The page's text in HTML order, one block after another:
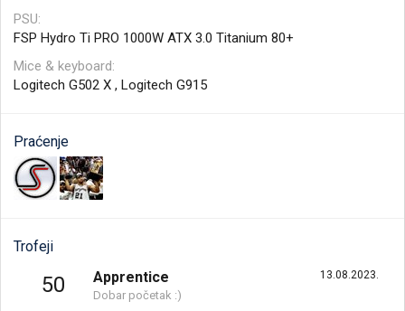
PSU
FSP Hydro Ti PRO 1000W ATX 3.0 Titanium 80+
Mice & keyboard
Logitech G502 X , Logitech G915
Praćenje
Trofeji
50 13.08.2023.
Apprentice
Dobar početak :)